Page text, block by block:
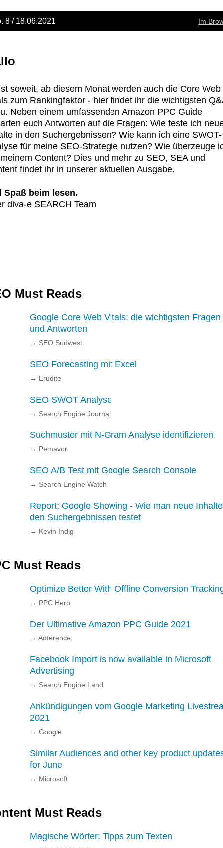
8 / 18.06.2021 Im
soweit, ab diesem Monat werden auch die Core Web
zum Rankingfaktor - hier findet ihr die wichtigsten
Neben einem umfassenden Amazon PPC Guide
euch Antworten auf die Fragen: Wie teste ich
in den Suchergebnissen? Wie kann ich eine SWOT-
für meine SEO-Strategie nutzen? Wie überzeuge
Content? Dies und mehr zu SEO, SEA und
findet ihr in unserer aktuellen Ausgabe.
Spaß beim lesen.
diva-e SEARCH Team
Must Reads
Google Core Web Vitals: die wichtigsten Fragen
und Antworten
→ SEO Südwest
SEO Forecasting mit Excel
→ Erudite
SEO SWOT Analyse
→ Search Engine Journal
Suchmuster mit N-Gram Analyse identifizieren
→ Pemavor
SEO A/B Test mit Google Search Console
→ Search Engine Watch
Report: Google Showing - Wie man neue
den Suchergebnissen testet
→ Kevin Indig
Must Reads
Optimize Better With Offline Conversion
→ PPC Hero
Der Ultimative Amazon PPC Guide 2021
→ Adference
Facebook Import is now available in Microsoft
Advertising
→ Search Engine Land
Ankündigungen vom Google Marketing
2021
→ Google
Similar Audiences and other key product
for June
→ Microsoft
Must Reads
Magische Wörter: Tipps zum Texten